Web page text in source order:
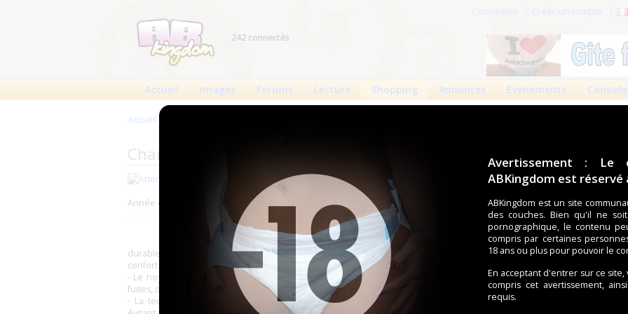
Avertissement : Le
ABKingdom est réservé
ABKingdom est un site
des couches. Bien qu'il ne
pornographique, le contenu
compris par certaines
18 ans ou plus pour pouvoir le
En acceptant d'entrer sur ce
compris cet avertissement,
requis.
Connexion Créer un compte
242 connectés
Accueil Images Forums Lecture Shopping Annonces Evènements Conseils
Accueil
Changes complets Attends : Attends Slip Regular 10
9
24
Attends Healthcare)
Année de production : 2009 (?)
"Le change complet Attends Slip Regular offre une
sécurité renforcée et une sensation de sècheresse
durable grâce à sa zone absorbante à 3-couches haute performance, ce qui vous donne une sensation de
confort et de sècheresse durable.
- Le noyau actif contient la technologie testée Attends, le système Quick-Dry, ainsi que des barrières anti-
fuites, des élastiques incurvés autour des jambes, pour assurer une protection latérale maximale.
- La technologie Attends système Protection Odeur, enferme l’ammoniaque qui se trouve dans l’urine,